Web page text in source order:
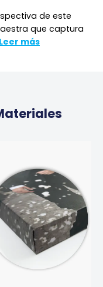
de este
que captura
Leer más